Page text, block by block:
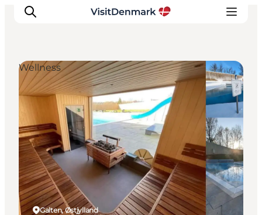
Inspiration
Destinationer
Oplevelser
Overnatning
Planlæg ferien
Galten, Østjylland
Wellness